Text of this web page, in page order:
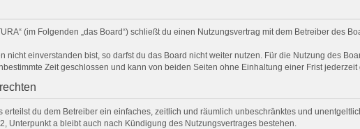
(im Folgenden „das Board“) schließt du einen Nutzungsvertrag mit dem Betreiber des
nicht einverstanden bist, so darfst du das Board nicht weiter nutzen. Für die Nutzung des
Zeit geschlossen und kann von beiden Seiten ohne Einhaltung einer Frist
erteilst du dem Betreiber ein einfaches, zeitlich und räumlich unbeschränktes und
Unterpunkt a bleibt auch nach Kündigung des Nutzungsvertrages bestehen.